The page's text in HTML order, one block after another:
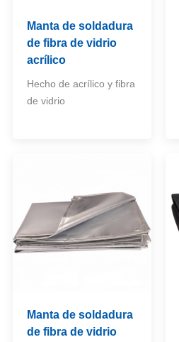
Manta de soldadura
de fibra de vidrio
acrílico
Hecho de acrílico y fibra
de vidrio
Manta de soldadura
de fibra de vidrio